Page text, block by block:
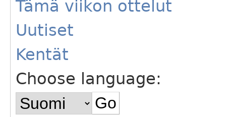
Tämä viikon ottelut
Uutiset
Kentät
Choose language: